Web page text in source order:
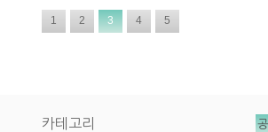
1 2 3 4 5
카테고리